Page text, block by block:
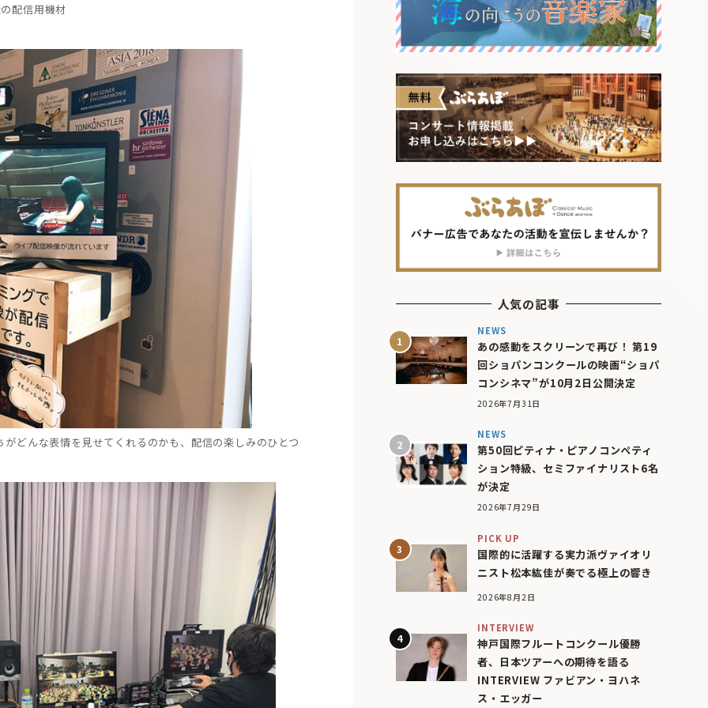
配信用機材
どんな表情を見せてくれるのかも、配信の楽しみのひとつ
人気の記事
NEWS
あの感動をスクリーンで再び！ 第19
回ショパンコンクールの映画“ショパ
コンシネマ”が10月2日公開決定
2026年7月31日
NEWS
第50回ピティナ・ピアノコンペティ
ション特級、セミファイナリスト6名
が決定
2026年7月29日
PICK UP
国際的に活躍する実力派ヴァイオリ
ニスト松本紘佳が奏でる極上の響き
2026年8月2日
INTERVIEW
神戸国際フルートコンクール優勝
者、日本ツアーへの期待を語る
INTERVIEW ファビアン・ヨハネ
ス・エッガー